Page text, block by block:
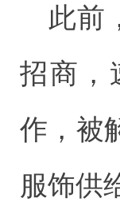
此前
招商，
作，被
服饰供